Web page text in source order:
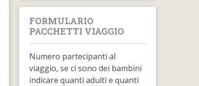
FORMULARIO
PACCHETTI VIAGGIO
Numero partecipanti al
viaggio, se ci sono dei bambini
indicare quanti adulti e quanti